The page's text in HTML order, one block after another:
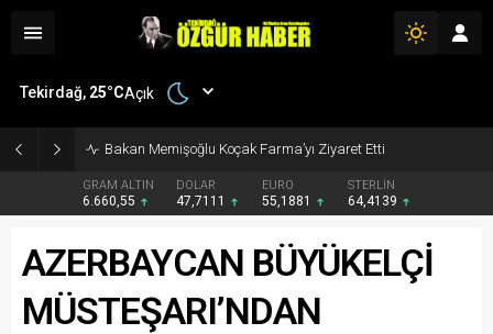
Bakan Memişoğlu Koçak Farma’yı Ziyaret Etti
GRAM ALTIN
6.660,55
DOLAR
47,7111
EURO
55,1881
STERLİN
64,4139
Tekirdağ, 25°CAçık
AZERBAYCAN BÜYÜKELÇİ
MÜSTEŞARI’NDAN